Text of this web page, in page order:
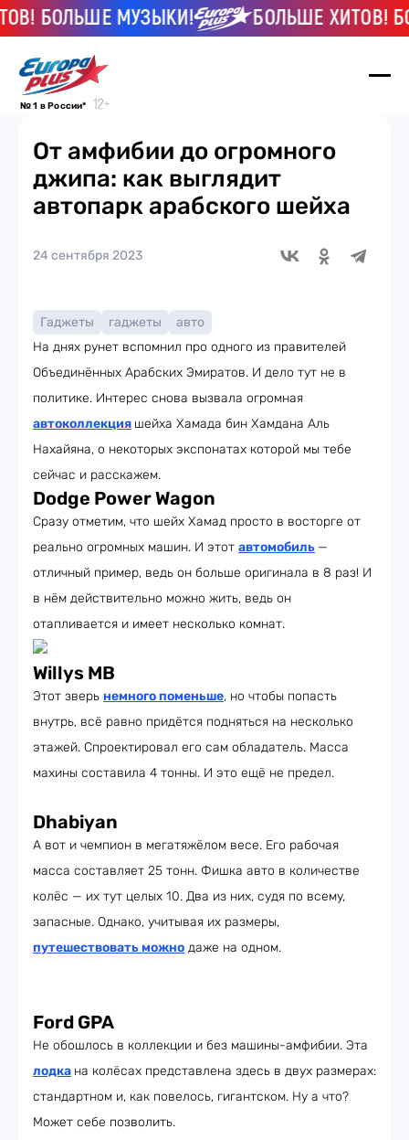
БОЛЬШЕ МУЗЫКИ! БОЛЬШЕ ХИТОВ!
№ 1 в России*
От амфибии до огромного
джипа: как выглядит
автопарк арабского шейха
24 сентября 2023
Гаджеты гаджеты
авто
На днях рунет вспомнил про одного из правителей
Объединённых Арабских Эмиратов. И дело тут не в
политике. Интерес снова вызвала огромная
автоколлекция шейха Хамада бин Хамдана Аль
Нахайяна, о некоторых экспонатах которой мы тебе
сейчас и расскажем.
Dodge Power Wagon
Сразу отметим, что шейх Хамад просто в восторге от
реально огромных машин. И этот автомобиль —
отличный пример, ведь он больше оригинала в 8 раз! И
в нём действительно можно жить, ведь он
отапливается и имеет несколько комнат.
Willys MB
Этот зверь немного поменьше, но чтобы попасть
внутрь, всё равно придётся подняться на несколько
этажей. Спроектировал его сам обладатель. Масса
махины составила 4 тонны. И это ещё не предел.
Dhabiyan
А вот и чемпион в мегатяжёлом весе. Его рабочая
масса составляет 25 тонн. Фишка авто в количестве
колёс — их тут целых 10. Два из них, судя по всему,
запасные. Однако, учитывая их размеры,
путешествовать можно даже на одном.
Ford GPA
Не обошлось в коллекции и без машины-амфибии. Эта
лодка на колёсах представлена здесь в двух размерах:
стандартном и, как повелось, гигантском. Ну а что?
Может себе позволить.